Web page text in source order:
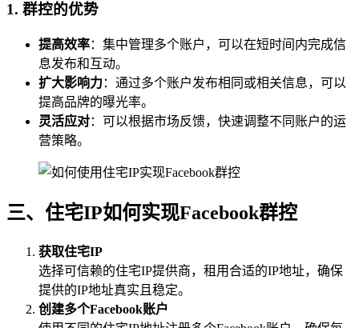
1. 群控的优势
提高效率：集中管理多个账户，可以在短时间内完成信
息发布和互动。
扩大影响力：通过多个账户发布相同或相关信息，可以
提高品牌的曝光率。
灵活应对：可以根据市场反馈，快速调整不同账户的运
营策略。
三、住宅IP如何实现Facebook群控
获取住宅IP
选择可信赖的住宅IP提供商，租用合适的IP地址，确保
提供的IP地址真实且稳定。
创建多个Facebook账户